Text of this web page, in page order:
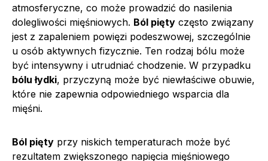
atmosferyczne, co może prowadzić do nasilenia
dolegliwości mięśniowych. Ból pięty często związany
jest z zapaleniem powięzi podeszwowej, szczególnie
u osób aktywnych fizycznie. Ten rodzaj bólu może
być intensywny i utrudniać chodzenie. W przypadku
bólu łydki, przyczyną może być niewłaściwe obuwie,
które nie zapewnia odpowiedniego wsparcia dla
mięśni.
Ból pięty przy niskich temperaturach może być
rezultatem zwiększonego napięcia mięśniowego